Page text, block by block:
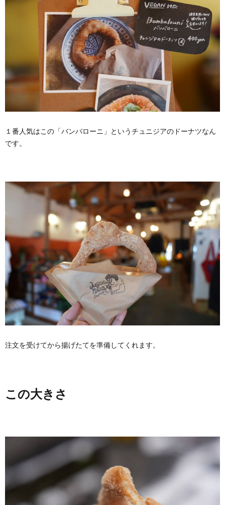
１番人気はこの「バンバローニ」というチュニジアのドーナツなん
です。
注文を受けてから揚げたてを準備してくれます。
この大きさ